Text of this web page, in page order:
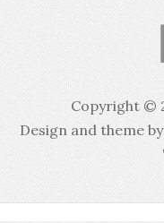
Copyright ©
Design and theme